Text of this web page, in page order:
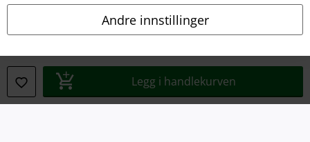
Andre innstillinger
Legg i handlekurven
Impressum
Konfidensialitetserklæring
Avfallshåndtering og miljøbeskyttelse
Samsvarserklæring